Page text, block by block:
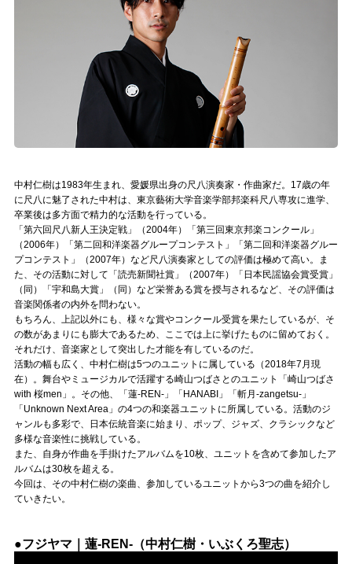
muevoクラウドファンディング
muevoコミュニティ
ぶいコミュ！by muevo
ぶいマガ！ by muevo
Follow us
Official SNS
中村仁樹は1983年生まれ、愛媛県出身の尺八演奏家・作曲家だ。17歳の年
に尺八に魅了された中村は、東京藝術大学音楽学部邦楽科尺八専攻に進学、
卒業後は多方面で精力的な活動を行っている。
「第六回尺八新人王決定戦」（2004年）「第三回東京邦楽コンクール」
（2006年）「第二回和洋楽器グループコンテスト」「第二回和洋楽器グルー
プコンテスト」（2007年）など尺八演奏家としての評価は極めて高い。ま
た、その活動に対して「読売新聞社賞」（2007年）「日本民謡協会賞受賞」
（同）「宇和島大賞」（同）など栄誉ある賞を授与されるなど、その評価は
音楽関係者の内外を問わない。
もちろん、上記以外にも、様々な賞やコンクール受賞を果たしているが、そ
の数があまりにも膨大であるため、ここでは上に挙げたものに留めておく。
それだけ、音楽家として突出した才能を有しているのだ。
活動の幅も広く、中村仁樹は5つのユニットに属している（2018年7月現
在）。舞台やミュージカルで活躍する崎山つばさとのユニット「崎山つばさ
with 桜men」。その他、「蓮-REN-」「HANABI」「斬月-zangetsu-」
「Unknown Next Area」の4つの和楽器ユニットに所属している。活動のジ
ャンルも多彩で、日本伝統音楽に始まり、ポップ、ジャズ、クラシックなど
多様な音楽性に挑戦している。
また、自身が作曲を手掛けたアルバムを10枚、ユニットを含めて参加したア
ルバムは30枚を超える。
今回は、その中村仁樹の楽曲、参加しているユニットから3つの曲を紹介し
ていきたい。
●フジヤマ｜蓮-REN-（中村仁樹・いぶくろ聖志）